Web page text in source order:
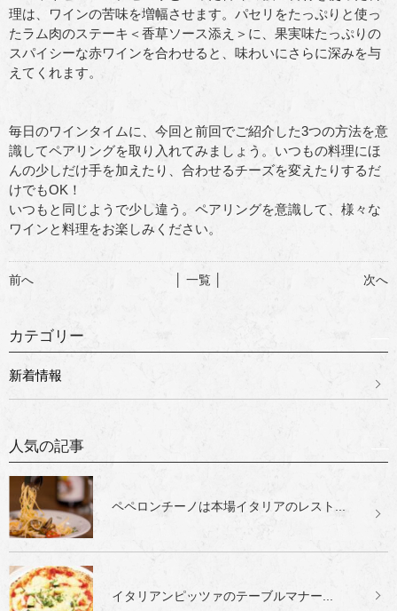
理は、ワインの苦味を増幅させます。パセリをたっぷりと使っ
たラム肉のステーキ＜香草ソース添え＞に、果実味たっぷりの
スパイシーな赤ワインを合わせると、味わいにさらに深みを与
えてくれます。
毎日のワインタイムに、今回と前回でご紹介した3つの方法を意
識してペアリングを取り入れてみましょう。いつもの料理にほ
んの少しだけ手を加えたり、合わせるチーズを変えたりするだ
けでもOK！
いつもと同じようで少し違う。ペアリングを意識して、様々な
ワインと料理をお楽しみください。
前へ 次へ
│ 一覧 │
カテゴリー
新着情報
人気の記事
ペペロンチーノは本場イタリアのレスト...
イタリアンピッツァのテーブルマナー...